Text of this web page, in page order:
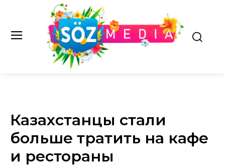
Казахстанцы стали
больше тратить на кафе
и рестораны